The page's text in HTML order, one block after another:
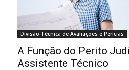
Divisão Técnica de Avaliações e Perícias
A Função do Perito
Assistente Técnico